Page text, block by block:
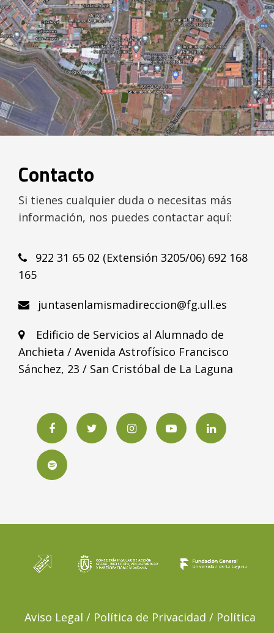
Contacto
Si tienes cualquier duda o necesitas más
información, nos puedes contactar aquí:
922 31 65 02 (Extensión 3205/06) 692 168
165
juntasenlamismadireccion@fg.ull.es
Edificio de Servicios al Alumnado de
Anchieta / Avenida Astrofísico Francisco
Sánchez, 23 / San Cristóbal de La Laguna
FacebookTwitterInstagramYouTubeLinkedIN
Spotify
Aviso Legal / Política de Privacidad / Política